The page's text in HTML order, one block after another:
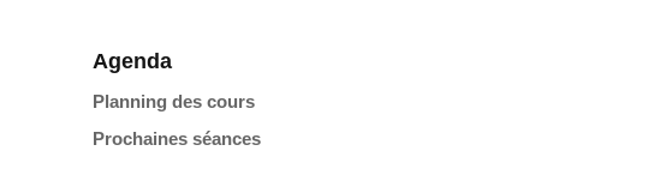
Agenda
Planning des cours
Prochaines séances